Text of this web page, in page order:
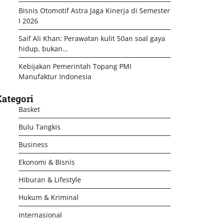
Bisnis Otomotif Astra Jaga Kinerja di Semester
I 2026
Saif Ali Khan: Perawatan kulit 50an soal gaya
hidup, bukan…
Kebijakan Pemerintah Topang PMI
Manufaktur Indonesia
Basket
Bulu Tangkis
Business
Ekonomi & Bisnis
Hiburan & Lifestyle
Hukum & Kriminal
Internasional